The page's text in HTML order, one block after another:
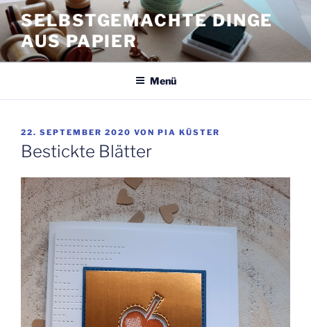
Zum
Inhalt
springen
SELBSTGEMACHTE DINGE
AUS PAPIER
Menü
VERÖFFENTLICHT
AM
22. SEPTEMBER 2020 VON PIA KÜSTER
Bestickte Blätter